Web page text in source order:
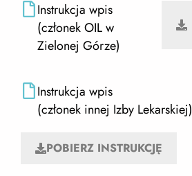
Instrukcja wpis
(członek OIL w
Zielonej Górze)
Instrukcja wpis
(członek innej Izby Lekarskiej)
POBIERZ INSTRUKCJĘ